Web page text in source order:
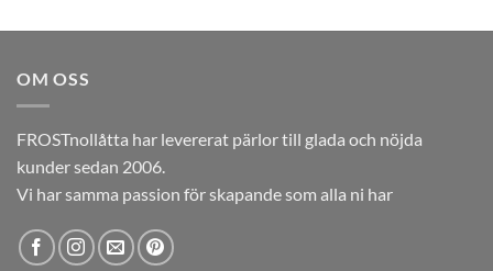
priset priset
OM OSS
FROSTnollåtta har levererat pärlor till glada och nöjda
kunder sedan 2006.
Vi har samma passion för skapande som alla ni har